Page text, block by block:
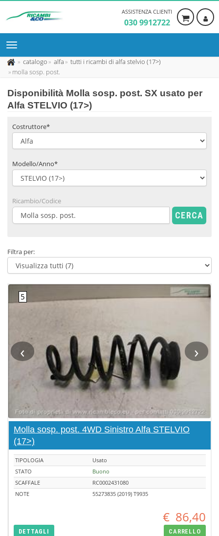
ASSISTENZA CLIENTI
030 9912722
catalogo alfa
tutti i ricambi di alfa stelvio (17>)
molla sosp. post.
Disponibilità Molla sosp. post. SX usato per
Alfa STELVIO (17>)
Costruttore*
Modello/Anno*
Ricambio/Codice
CERCA
Filtra per:
‹ ›
Molla sosp. post. 4WD Sinistro Alfa STELVIO
(17>)
TIPOLOGIA
Usato
STATO
Buono
SCAFFALE
RC0002431080
NOTE
55273835 (2019) T9935
€ 86,40
DETTAGLI CARRELLO